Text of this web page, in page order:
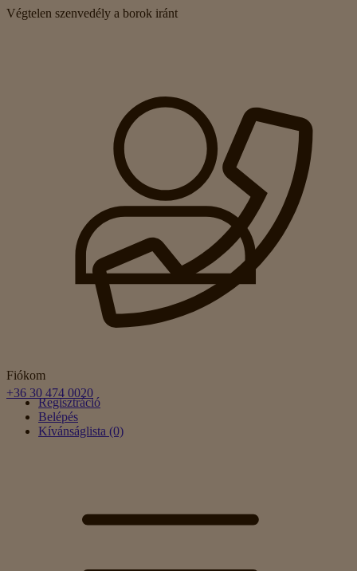
Végtelen szenvedély a borok iránt
Fiókom
Regisztráció
Belépés
Kívánságlista (0)
+36 30 474 0020